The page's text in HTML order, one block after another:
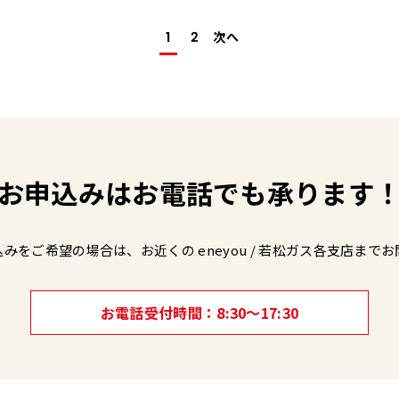
1 2 次へ
お申込みはお電話でも承ります！
をご希望の場合は、 お近くの eneyou / 若松ガス各支店までお
お電話受付時間 8:30～17:30